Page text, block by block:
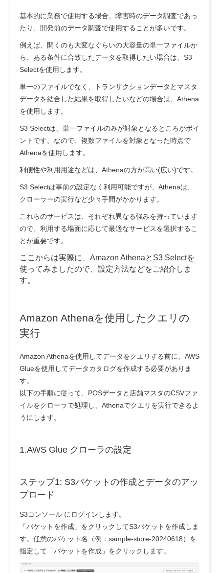
基本的に業務で使用する場合、障害時のデータ調査であっ
たり、開発前のデータ調査で使用することが多いです。
例えば、開くのも大変なぐらいの大容量の単一ファイルか
ら、ある条件に合致したデータを取得したい場合は、S3
Selectを使用します。
単一のファイルでなく、トランザクションデータとマスタ
データを結合した結果を取得したいなどの場合は、Athena
を使用します。
S3 Selectは、単一ファイルのみが対象となるところがポイ
ントです。なので、複数ファイルを対象となった時点で
Athenaを使用します。
利便性や利用用途などは、Athenaの方が高い(広い)です。
S3 Selectは事前の設定なく利用可能ですが、Athenaは、
クローラーの実行など少々手間がかかります。
これらのサービスは、それぞれ異なる強みを持っています
ので、利用する場面に応じて最適なサービスを選択するこ
とが重要です。
ここからは実際に、Amazon AthenaとS3 Selectを
使ってみましたので、設定方法などをご紹介しま
す。
Amazon Athenaを使用したクエリの
実行
Amazon Athenaを使用してデータをクエリする前に、AWS
Glueを使用してデータカタログを作成する必要がありま
す。
以下の手順に従って、POSデータと店舗マスタのCSVファ
イルをクローラで処理し、Athenaでクエリを実行できるよ
うにします。
1.AWS Glue クローラの設定
ステップ1: S3バケットの作成とデータのアッ
プロード
S3コンソール にログインします。
「バケットを作成」をクリックしてS3バケットを作成しま
す。任意のバケット名（例：sample-store-20240618）を
指定して「バケットを作成」をクリックします。